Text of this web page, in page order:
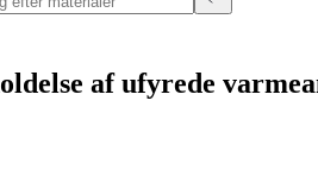
af ufyrede